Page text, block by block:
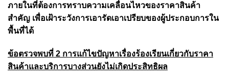
ภายในที่ต้องการทราบความเคลื่อนไหวของราคาสินค้า
สำคัญ เพื่อเฝ้าระวังการเอารัดเอาเปรียบของผู้ประกอบการใน
พื้นที่ได้
ข้อตรวจพบที่ 2 การแก้ไขปัญหาเรื่องร้องเรียนเกี่ยวกับราคา
สินค้าและบริการบางส่วนยังไม่เกิดประสิทธิผล